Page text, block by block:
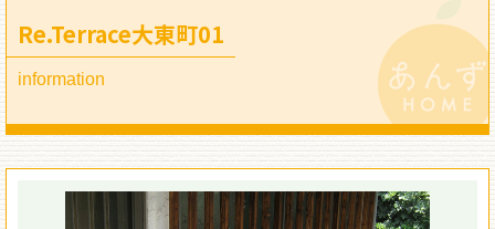
Re.Terrace大東町01
information